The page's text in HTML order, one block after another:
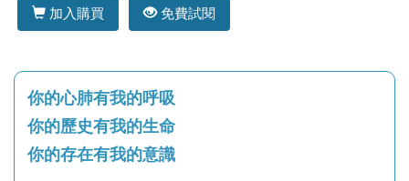
加入購買 免費試閱
你的心肺有我的呼吸
你的歷史有我的生命
你的存在有我的意識